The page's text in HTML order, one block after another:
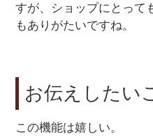
すが、ショップにとって
もありがたいですね。
お伝えしたい
この機能は嬉しい。